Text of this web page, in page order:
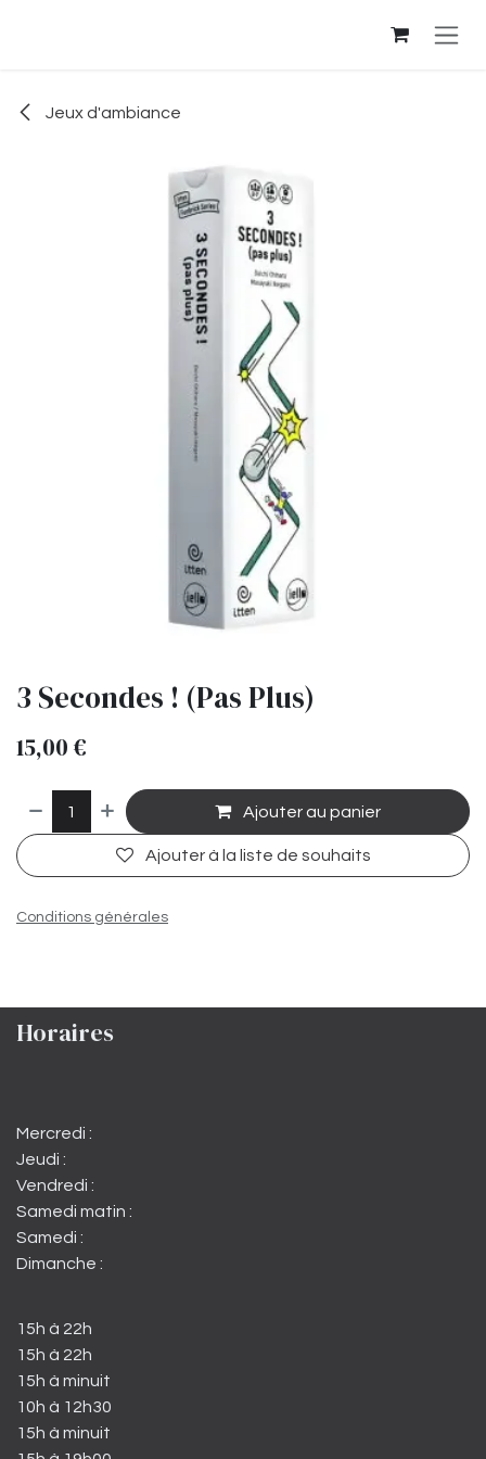
Jeux d'ambiance
3 Secondes ! (Pas Plus)
15,00 €
Ajouter au panier
Ajouter à la liste de souhaits
Conditions générales
Horaires
Mercredi :
Jeudi :
Vendredi :
Samedi matin :
Samedi :
Dimanche :
15h à 22h
15h à 22h
15h à minuit
10h à 12h30
15h à minuit